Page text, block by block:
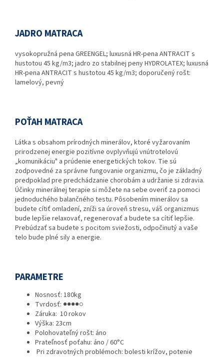
JADRO MATRACA
vysokopružná pena GREENGEL; luxusná HR-pena ANTRACIT s
hustotou 45 kg/m3; jadro zo stabilnej peny HYDROLATEX; luxusná
HR-pena ANTRACIT s hustotou 45 kg/m3; doporučený rošt:
lamelový, pevný
POŤAH MATRACA
Látka s obsahom prírodných minerálov, ktoré vyžarovaním
prirodzenej energie pozitívne ovplyvňujú vnútrotelovú
„komunikáciu" a prúdenie energetických tokov. Tie sú
zodpovedné za správne fungovanie organizmu, čo je základný
predpoklad pre predchádzanie chorobám a udržanie si zdravia.
Účinky minerálnej terapie si môžete na sebe overiť za pomoci
jednoduchého balančného testu. Pôsobením minerálov sa
budete cítiť omladení, zníži sa úroveň stresu, váš organizmus
bude lepšie relaxovať, regenerovať a budete sa cítiť lepšie.
Prebúdzať sa budete s pocitom sviežosti, odpočinutý a vaše
telo bude plné sily a energie.
PARAMETRE
Nosnosť: 180kg
Tvrdosť: ●●●●○
Záruka: 10 rokov
Výška: 23cm
Polohovateľný rošt: áno
Prateľnosť poťahu: áno / 60°C
Pri zdravotných problémoch: bolesti krížov, potenie